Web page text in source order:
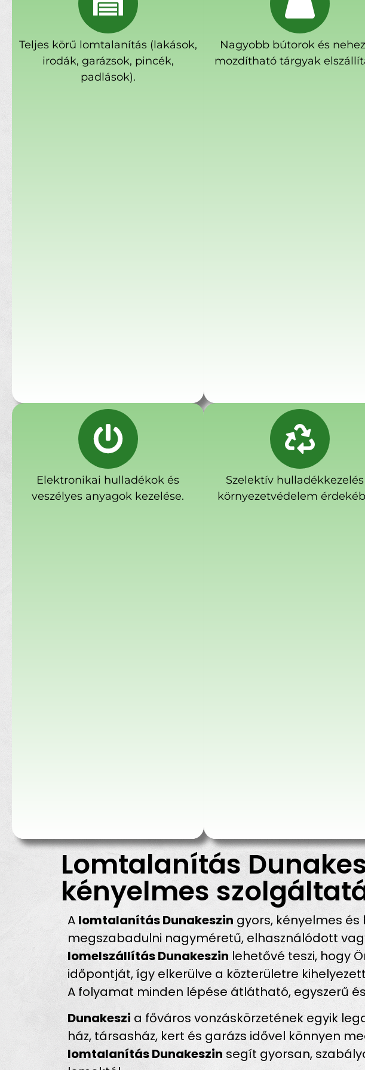
Teljes körű lomtalanítás (lakások,
irodák, garázsok, pincék,
padlások).
Nagyobb bútorok és
mozdítható tárgyak
Elektronikai hulladékok és
veszélyes anyagok kezelése.
Szelektív hulladékkezelés
környezetvédelem
Lomtalanítás
kényelmes
A lomtalanítás Dunakeszin gyors, kényelmes
megszabadulni nagyméretű, elhasználódott
lomelszállítás Dunakeszin lehetővé teszi, hogy
időpontját, így elkerülve a közterületre
A folyamat minden lépése átlátható, egyszerű
Dunakeszi a főváros vonzáskörzetének egyik
ház, társasház, kert és garázs idővel könnyen
lomtalanítás Dunakeszin segít gyorsan,